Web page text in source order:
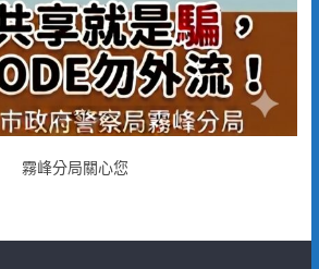
霧峰分局關心您